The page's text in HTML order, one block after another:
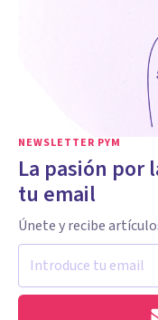
NEWSLETTER PYM
La pasión por
tu email
Únete y recibe